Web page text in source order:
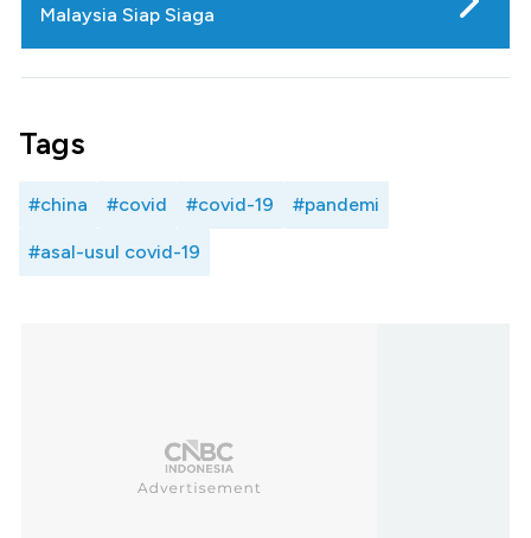
Malaysia Siap Siaga
Tags
#china #covid #covid-19 #pandemi
#asal-usul covid-19